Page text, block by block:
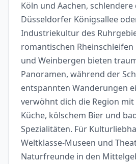
Köln und Aachen,
Düsseldorfer Königsallee
Industriekultur des
romantischen
und Weinbergen bieten
Panoramen, während der
entspannten Wanderungen
verwöhnt dich die Region
Küche, kölschem Bier und
Spezialitäten. Für
Weltklasse-Museen und
Naturfreunde in den